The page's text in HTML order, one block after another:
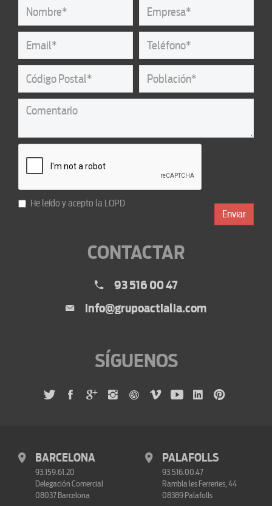
He leído y acepto la LOPD
Enviar
CONTACTAR
93 516 00 47
info@grupoactialia.com
SÍGUENOS
BARCELONA
93.159.61.20
Delegación Comercial
08037 Barcelona
PALAFOLLS
93.516.00.47
Rambla les Ferreries, 44
08389 Palafolls